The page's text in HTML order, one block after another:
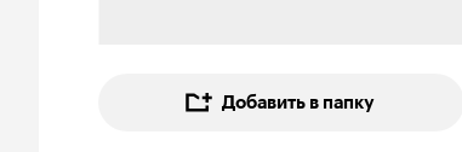
Добавить в папку